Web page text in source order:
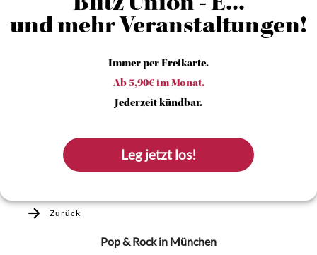
und mehr Veranstaltungen!
Immer per Freikarte.
Ab 5,90€ im Monat.
Jederzeit kündbar.
Leg jetzt los!
Zurück
Pop & Rockin München